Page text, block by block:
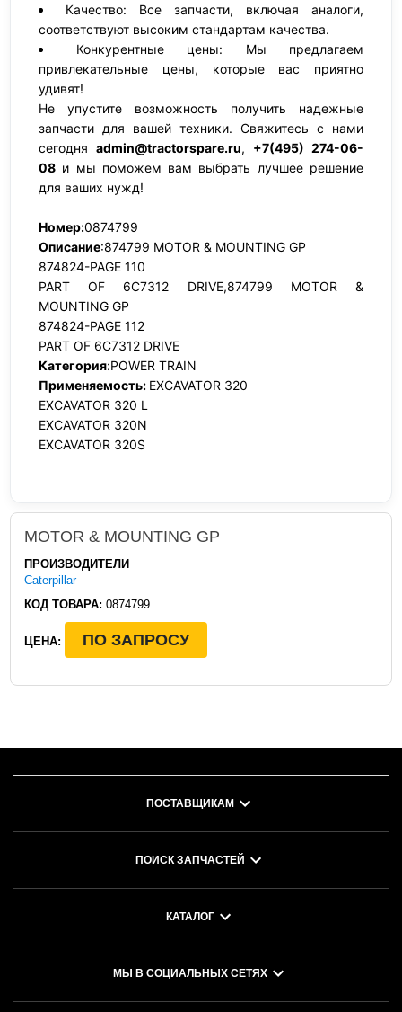
Качество: Все запчасти, включая аналоги,
соответствуют высоким стандартам качества.
Конкурентные цены: Мы предлагаем
привлекательные цены, которые вас приятно
удивят!
Не упустите возможность получить надежные
запчасти для вашей техники. Свяжитесь с нами
сегодня admin@tractorspare.ru, +7(495) 274-06-
08 и мы поможем вам выбрать лучшее решение
для ваших нужд!
Номер:0874799
Описание:874799 MOTOR & MOUNTING GP
874824-PAGE 110
PART OF 6C7312 DRIVE,874799 MOTOR &
MOUNTING GP
874824-PAGE 112
PART OF 6C7312 DRIVE
Категория:POWER TRAIN
Применяемость: EXCAVATOR 320
EXCAVATOR 320 L
EXCAVATOR 320N
EXCAVATOR 320S
MOTOR & MOUNTING GP
ПРОИЗВОДИТЕЛИ
Caterpillar
КОД ТОВАРА: 0874799
ЦЕНА: ПО ЗАПРОСУ
ПОСТАВЩИКАМ
ПОИСК ЗАПЧАСТЕЙ
КАТАЛОГ
МЫ В СОЦИАЛЬНЫХ СЕТЯХ